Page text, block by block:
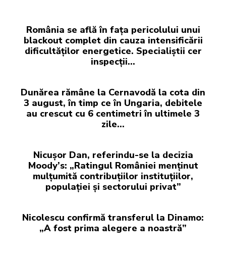
România se află în fața pericolului unui
blackout complet din cauza intensificării
dificultăților energetice. Specialiștii cer
inspecții…
Dunărea rămâne la Cernavodă la cota din
3 august, în timp ce în Ungaria, debitele
au crescut cu 6 centimetri în ultimele 3
zile...
Nicușor Dan, referindu-se la decizia
Moody’s: „Ratingul României menținut
mulțumită contribuțiilor instituțiilor,
populației și sectorului privat”
Nicolescu confirmă transferul la Dinamo:
„A fost prima alegere a noastră”